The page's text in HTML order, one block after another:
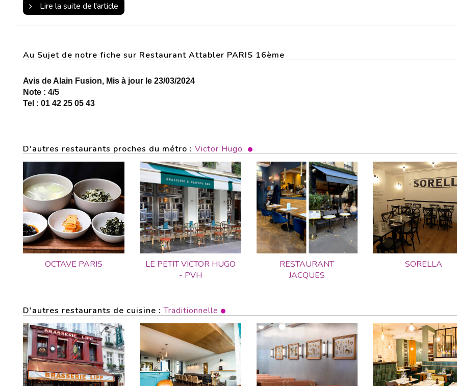
Lire la suite de l'article
Au Sujet de notre fiche sur Restaurant Attabler PARIS 16ème
Avis de Alain Fusion, Mis à jour le 23/03/2024
Note : 4/5
Tel : 01 42 25 05 43
D'autres restaurants proches du métro : Victor Hugo
OCTAVE PARIS
LE PETIT VICTOR HUGO
- PVH
RESTAURANT
JACQUES
SORELLA
D'autres restaurants de cuisine :Traditionnelle